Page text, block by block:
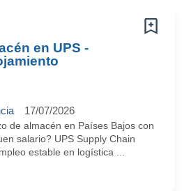
en UPS -
17/07/2026
de almacén en Países Bajos con
salario? UPS Supply Chain
estable en logística ...